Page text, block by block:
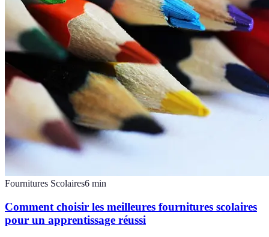
Fournitures Scolaires6 min
Comment choisir les meilleures fournitures scolaires
pour un apprentissage réussi